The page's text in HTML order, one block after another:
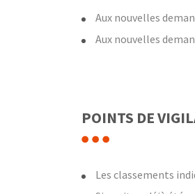
Aux nouvelles
Aux nouvelles
POINTS DE
Les classements